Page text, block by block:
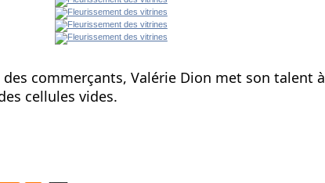
commerçants, Valérie Dion met son talent à
cellules vides.